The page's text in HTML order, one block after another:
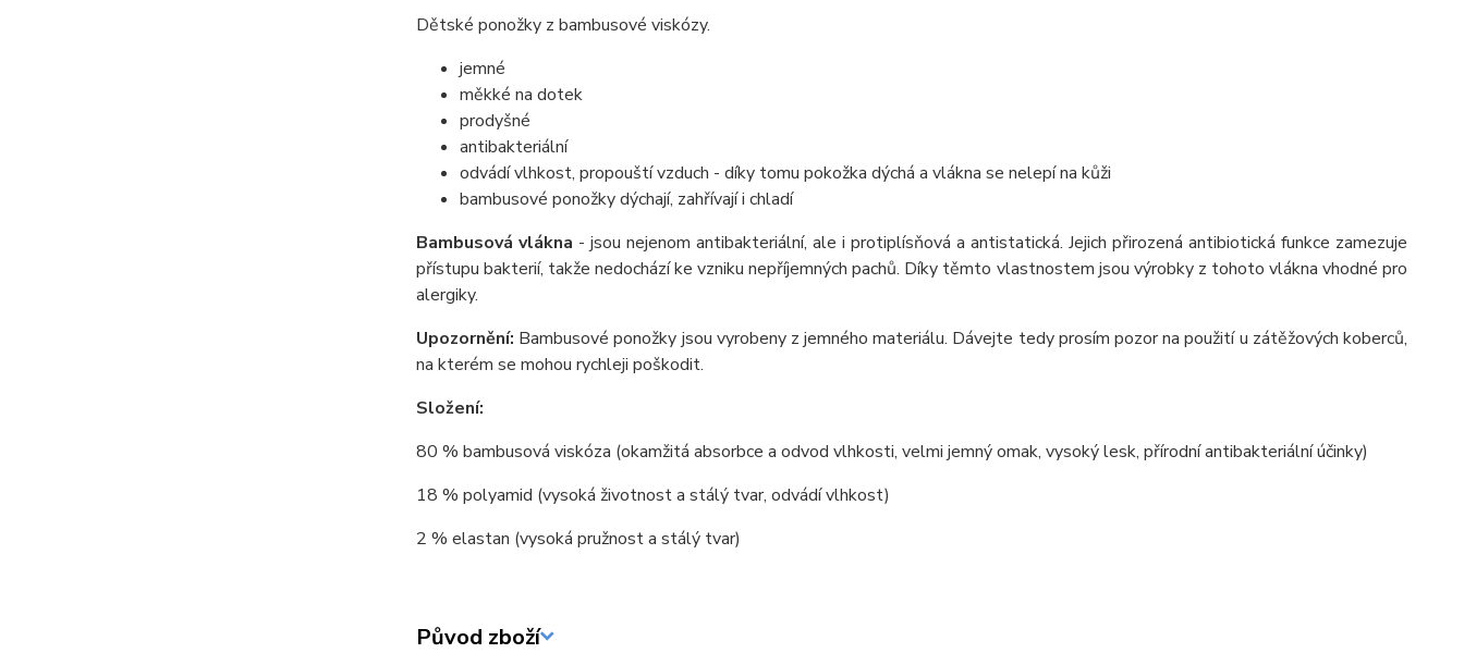
Dětské ponožky z bambusové viskózy.
jemné
měkké na dotek
prodyšné
antibakteriální
odvádí vlhkost, propouští vzduch - díky tomu pokožka dýchá a vlákna se nelepí na kůži
bambusové ponožky dýchají, zahřívají i chladí
Bambusová vlákna - jsou nejenom antibakteriální, ale i protiplísňová a antistatická. Jejich přirozená antibiotická funkce zamezuje
přístupu bakterií, takže nedochází ke vzniku nepříjemných pachů. Díky těmto vlastnostem jsou výrobky z tohoto vlákna vhodné pro
alergiky.
Upozornění: Bambusové ponožky jsou vyrobeny z jemného materiálu. Dávejte tedy prosím pozor na použití u zátěžových koberců,
na kterém se mohou rychleji poškodit.
Složení:
80 % bambusová viskóza (okamžitá absorbce a odvod vlhkosti, velmi jemný omak, vysoký lesk, přírodní antibakteriální účinky)
18 % polyamid (vysoká životnost a stálý tvar, odvádí vlhkost)
2 % elastan (vysoká pružnost a stálý tvar)
Původ zboží